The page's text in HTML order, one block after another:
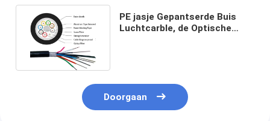
PE jasje Gepantserde Buis
Luchtcarble, de Optische
Doorgaan